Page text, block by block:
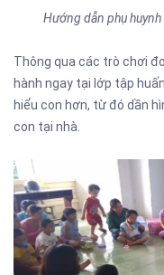
Hướng dẫn phụ
Thông qua các trò chơi
hành ngay tại lớp tập
hiểu con hơn, từ đó dần
con tại nhà.